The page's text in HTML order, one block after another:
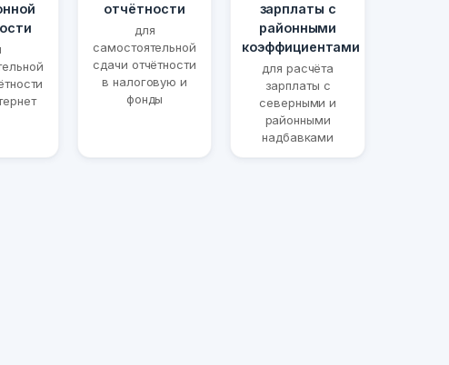
отчётности
для
самостоятельной
сдачи отчётности
в налоговую и
фонды
зарплаты с
районными
коэффициентами
для расчёта
зарплаты с
северными и
районными
надбавками